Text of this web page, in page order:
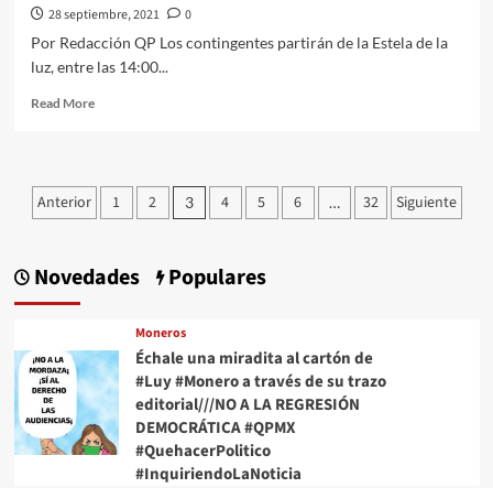
28 septiembre, 2021
0
Por Redacción QP Los contingentes partirán de la Estela de la
luz, entre las 14:00...
Read MoreRead
de
mujeres
28
de
CdMx
por
aborto
seguro
Paginación
entradas
Anterior 1 2 3 4 5 6 … 32 Siguiente
Novedades Populares
Moneros
Échale una miradita al cartón de
#Luy #Monero a través de su trazo
editorial///NO A LA REGRESIÓN
DEMOCRÁTICA #QPMX
#QuehacerPolitico
#InquiriendoLaNoticia